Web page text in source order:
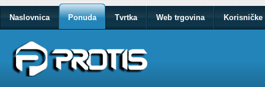
Naslovnica Ponuda Tvrtka Web trgovina Korisničke